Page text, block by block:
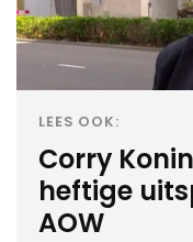
LEES OOK:
Corry
heftige
AOW